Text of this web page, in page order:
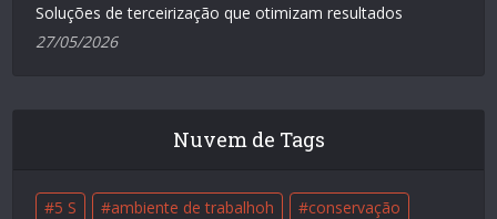
Soluções de terceirização que otimizam resultados
27/05/2026
Nuvem de Tags
5 S ambiente de trabalhoh
conservação